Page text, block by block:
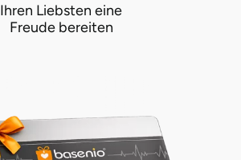
Ihren Liebsten eine
Freude bereiten